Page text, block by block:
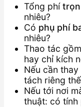
Tổng phí
nhiêu?
Có phụ phí
nhiêu?
Thao tác
hay chỉ kích
Nếu cần
tách riêng
Nếu tới nơi
thuật: có tính